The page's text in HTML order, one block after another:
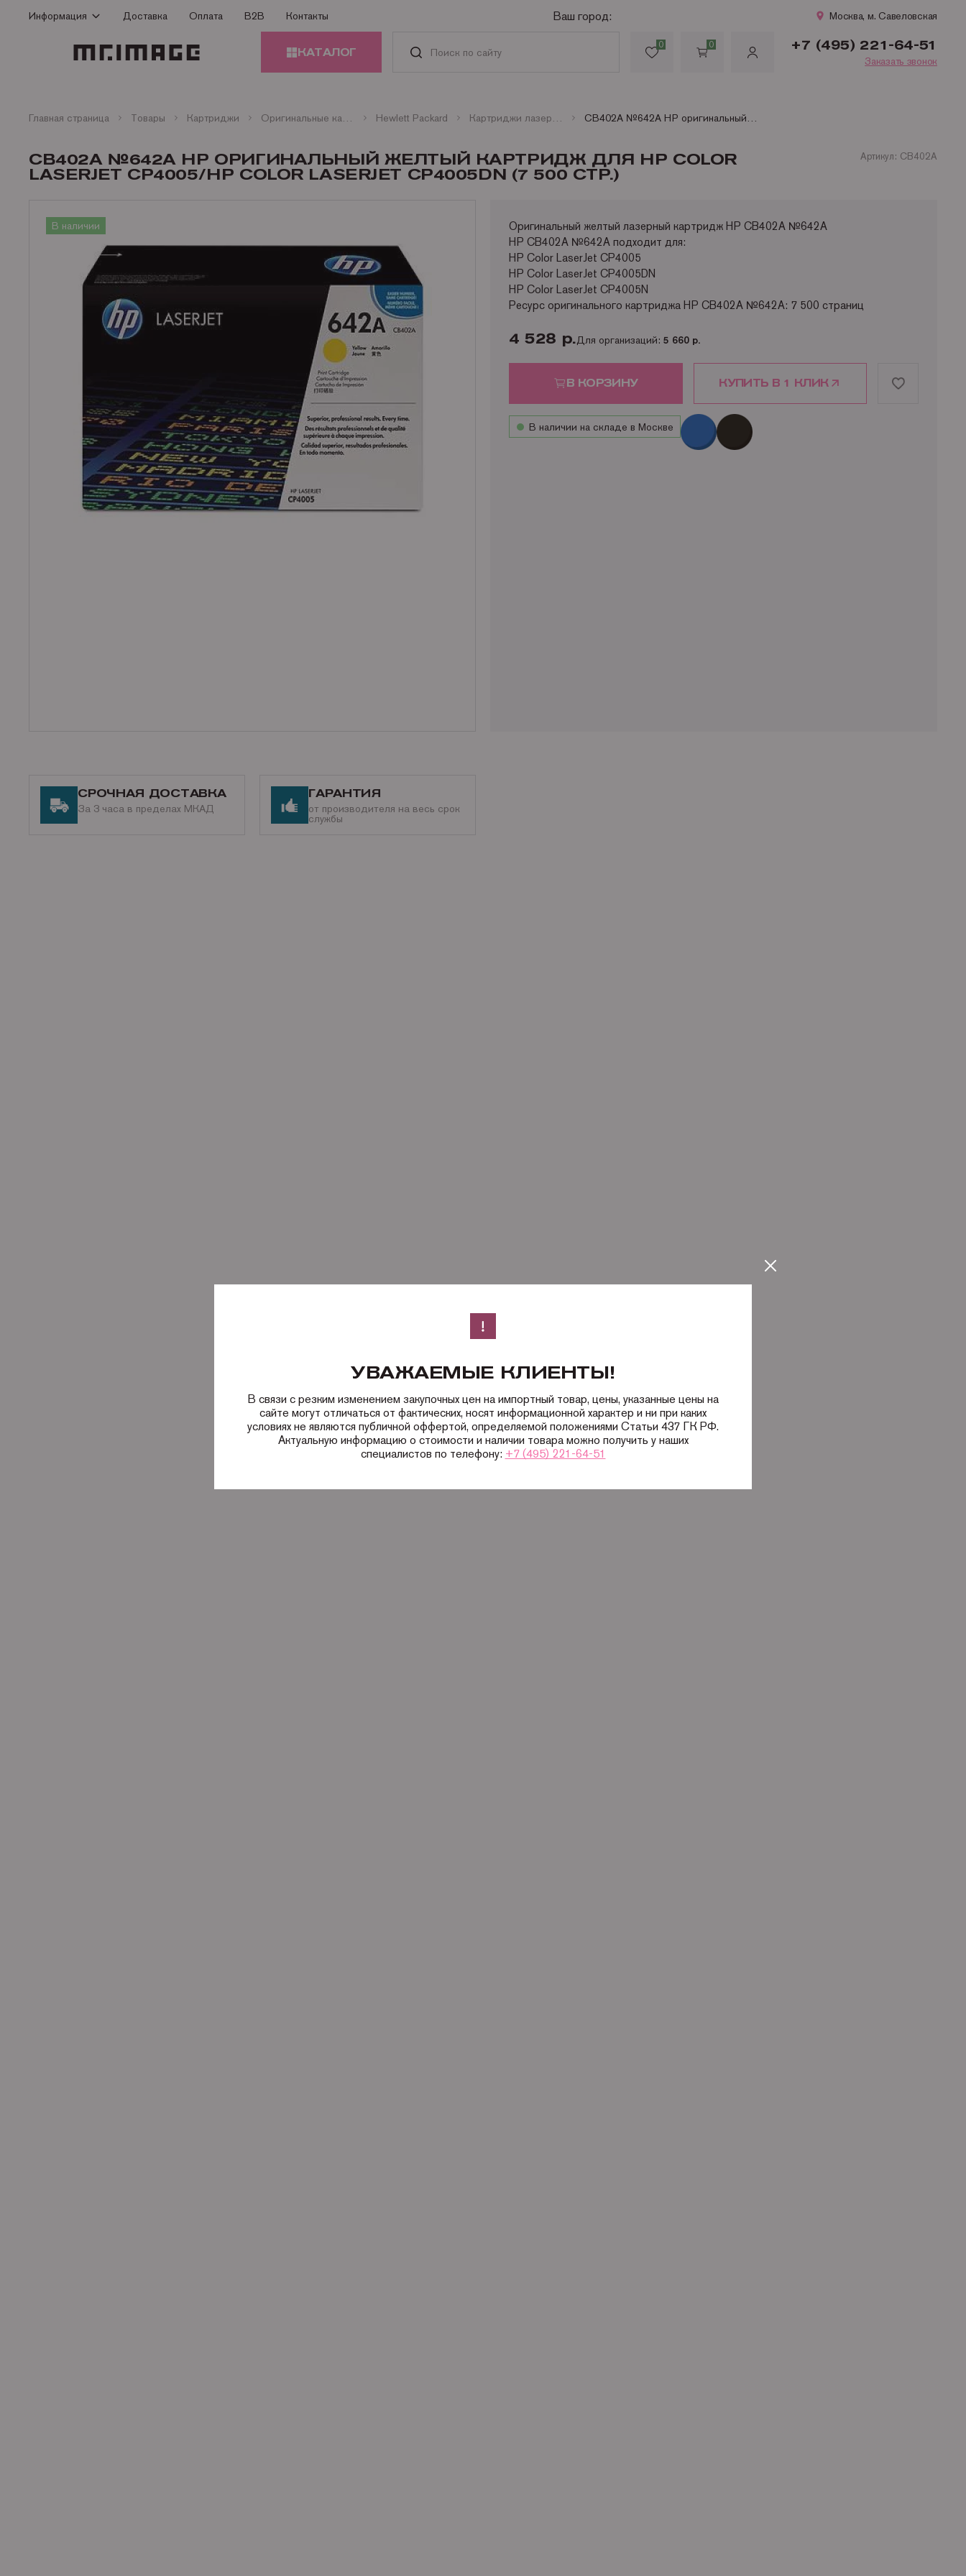
Информация
Доставка
Сертификаты
Контакты
Доставка Оплата B2B Контакты Ваш город: Москва, м. Савеловская
КАТАЛОГ
ПРИНАДЛЕЖНОСТИ
ОФИСНАЯ ТЕХНИКА
0 0 +7 (495) 221-64-51
Заказать звонок
Главная страница Товары Картриджи Оригинальные картриджи Hewlett Packard Картриджи лазерные цветные HP CB402A №642A HP оригинальный желтый картридж для HP Color LaserJet CP4005/HP Color LaserJet CP4005DN (7 500 стр.)
CB402A №642A HP ОРИГИНАЛЬНЫЙ ЖЕЛТЫЙ КАРТРИДЖ ДЛЯ HP COLOR
LASERJET CP4005/HP COLOR LASERJET CP4005DN (7 500 СТР.)
Артикул: CB402A
В наличии
Оригинальный желтый лазерный картридж HP CB402A №642A
HP CB402A №642A подходит для:
HP Color LaserJet CP4005
HP Color LaserJet CP4005DN
HP Color LaserJet CP4005N
Ресурс оригинального картриджа HP CB402A №642A: 7 500 страниц
4 528 р.Для организаций: 5 660 р.
В КОРЗИНУ КУПИТЬ В 1 КЛИК
В наличии на складе в Москве
СРОЧНАЯ ДОСТАВКА
За 3 часа в пределах МКАД
ГАРАНТИЯ
от производителя на весь срок
службы
УВАЖАЕМЫЕ КЛИЕНТЫ!
В связи с резким изменением закупочных цен на импортный товар, цены, указанные цены на
сайте могут отличаться от фактических, носят информационной характер и ни при каких
условиях не являются публичной оффертой, определяемой положениями Статьи 437 ГК РФ.
Актуальную информацию о стоимости и наличии товара можно получить у наших
специалистов по телефону: +7 (495) 221-64-51